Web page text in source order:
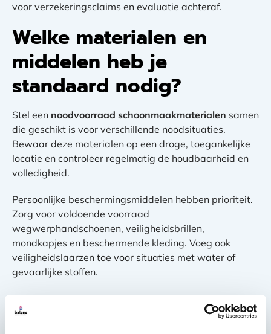
voor verzekeringsclaims en evaluatie achteraf.
Welke materialen en
middelen heb je
standaard nodig?
Stel een noodvoorraad schoonmaakmaterialen samen
die geschikt is voor verschillende noodsituaties.
Bewaar deze materialen op een droge, toegankelijke
locatie en controleer regelmatig de houdbaarheid en
volledigheid.
Persoonlijke beschermingsmiddelen hebben prioriteit.
Zorg voor voldoende voorraad
wegwerphandschoenen, veiligheidsbrillen,
mondkapjes en beschermende kleding. Voeg ook
veiligheidslaarzen toe voor situaties met water of
gevaarlijke stoffen.
Basismaterialen voor wateroverlast omvatten
absorptiematerialen, dweilsystemen en krachtige
ventilatoren voor droging. Houd ook waterzuigers